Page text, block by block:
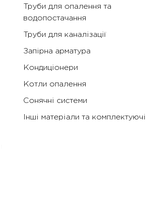
Труби для опалення та
водопостачання
Труби для каналізації
Запірна арматура
Кондиціонери
Котли опалення
Сонячні системи
Інші матеріали та комплектуючі